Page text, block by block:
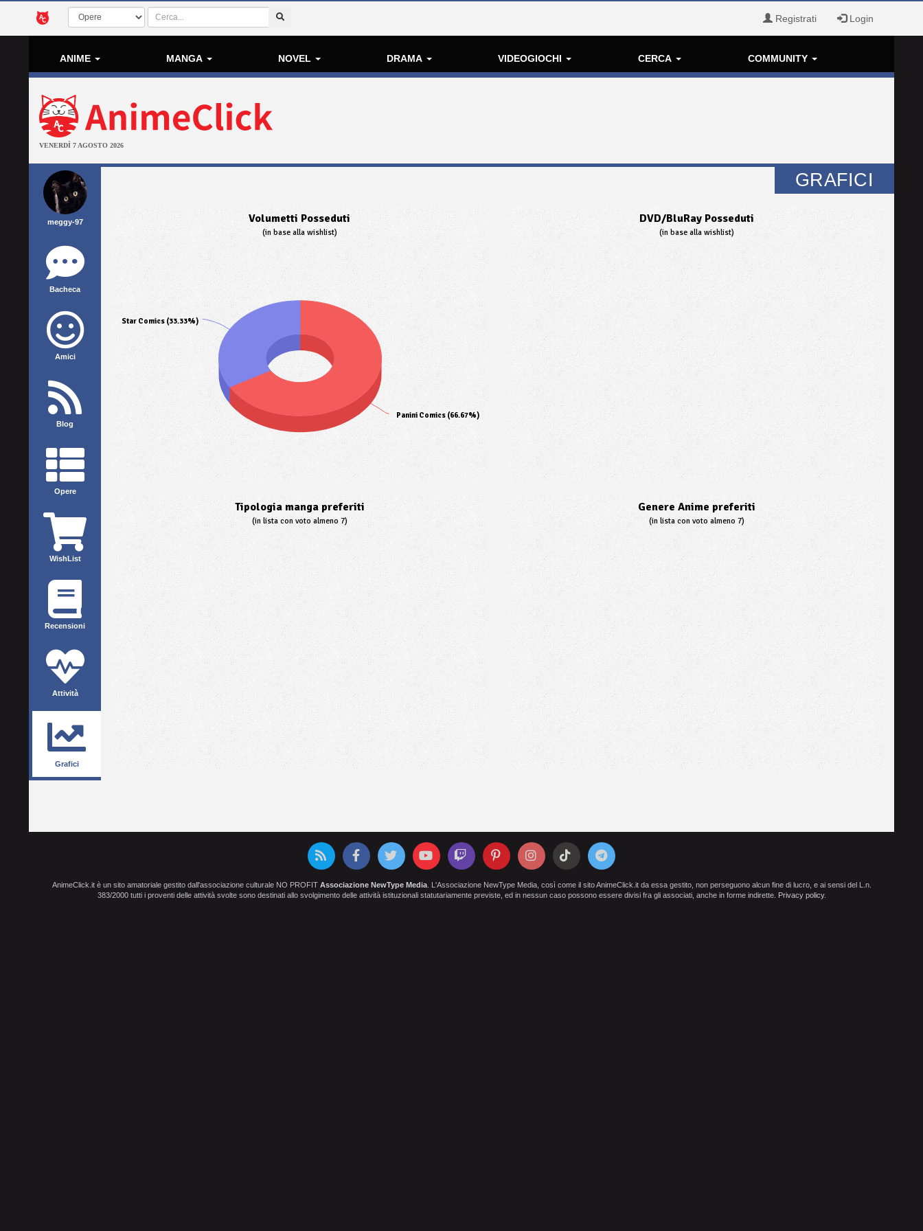
Registrati Login
ANIME MANGA NOVEL DRAMA VIDEOGIOCHI CERCA COMMUNITY
VENERDÌ 7 AGOSTO 2026
meggy-97
Bacheca
Amici
Blog
Opere
WishList
Recensioni
Attività
Grafici
GRAFICI
Volumetti Posseduti
(in base alla wishlist)
Panini Comics (66.67%)
Star Comics (33.33%)
DVD/BluRay Posseduti
(in base alla wishlist)
Tipologia manga preferiti
(in lista con voto almeno 7)
Genere Anime preferiti
(in lista con voto almeno 7)
AnimeClick.it è un sito amatoriale gestito dall'associazione culturale NO PROFIT Associazione NewType Media. L'Associazione NewType Media, così come il sito AnimeClick.it da essa gestito, non perseguono alcun fine di lucro, e ai sensi del L.n.
383/2000 tutti i proventi delle attività svolte sono destinati allo svolgimento delle attività istituzionali statutariamente previste, ed in nessun caso possono essere divisi fra gli associati, anche in forme indirette. Privacy policy.